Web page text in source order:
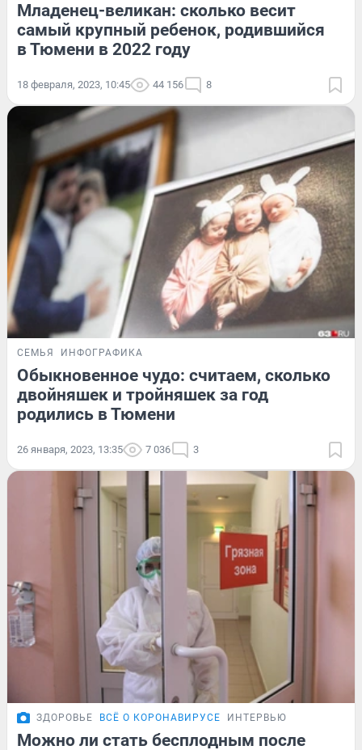
Младенец-великан: сколько весит
самый крупный ребенок, родившийся
в Тюмени в 2022 году
18 февраля, 2023, 10:45 44 156 8
СЕМЬЯ ИНФОГРАФИКА
Обыкновенное чудо: считаем, сколько
двойняшек и тройняшек за год
родились в Тюмени
26 января, 2023, 13:35 7 036 3
ЗДОРОВЬЕ ВСЁ О КОРОНАВИРУСЕ ИНТЕРВЬЮ
Можно ли стать бесплодным после